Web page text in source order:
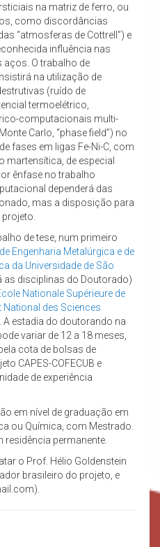
na matriz de ferro, ou
como discordâncias
“atmosferas de Cottrell”) e
influência nas
O trabalho de
na utilização de
(ruído de
termoelétrico,
computacionais multi-
Carlo, “phase field”) no
fases em ligas Fe-Ni-C, com
de especial
ênfase no trabalho
dependerá das
mas a disposição para
de tese, num primeiro
Engenharia Metalúrgica e de
da Universidade de São
as disciplinas do Doutorado)
Nationale Supérieure de
National des Sciences
A estadia do doutorando na
variar de 12 a 18 meses,
cota de bolsas de
CAPES-COFECUB e
de experiência
em nível de graduação em
ou Química, com Mestrado.
permanente.
o Prof. Hélio Goldenstein
brasileiro do projeto, e